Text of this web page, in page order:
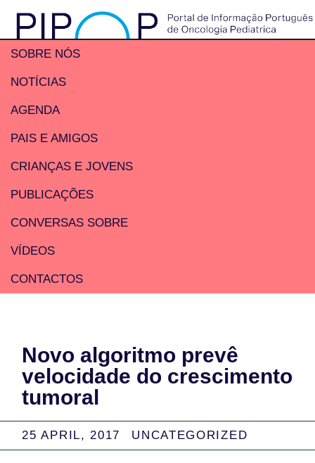
SOBRE NÓS
NOTÍCIAS
AGENDA
PAIS E AMIGOS
CRIANÇAS E JOVENS
PUBLICAÇÕES
CONVERSAS SOBRE
VÍDEOS
CONTACTOS
Novo algoritmo prevê
velocidade do crescimento
tumoral
25 APRIL, 2017 UNCATEGORIZED